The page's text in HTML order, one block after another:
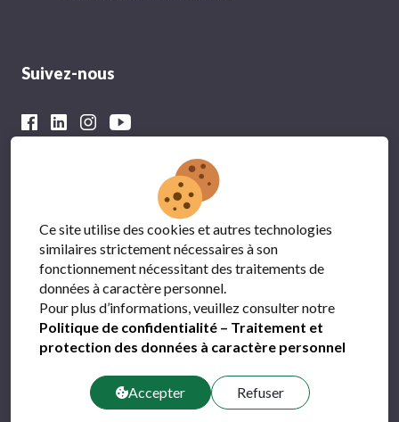
Suivez-nous
Avec le soutien financier du
FAQ
Contact
Ce site utilise des cookies et autres technologies
similaires strictement nécessaires à son
fonctionnement nécessitant des traitements de
données à caractère personnel.
Pour plus d’informations, veuillez consulter notre
Politique de confidentialité – Traitement et
protection des données à caractère personnel
Accepter Refuser